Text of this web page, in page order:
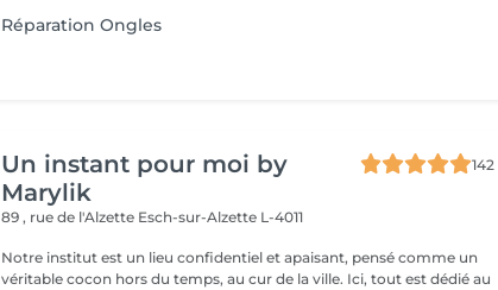
Réparation Ongles
Un instant pour moi by
Marylik
142
89 , rue de l'Alzette Esch-sur-Alzette L-4011
Notre institut est un lieu confidentiel et apaisant, pensé comme un
véritable cocon hors du temps, au cur de la ville. Ici, tout est dédié au